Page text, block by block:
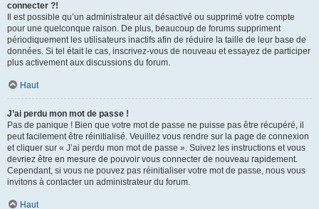
connecter ?!
Il est possible qu’un administrateur ait désactivé ou supprimé votre compte
pour une quelconque raison. De plus, beaucoup de forums suppriment
périodiquement les utilisateurs inactifs afin de réduire la taille de leur base de
données. Si tel était le cas, inscrivez-vous de nouveau et essayez de participer
plus activement aux discussions du forum.
Haut
J’ai perdu mon mot de passe !
Pas de panique ! Bien que votre mot de passe ne puisse pas être récupéré, il
peut facilement être réinitialisé. Veuillez vous rendre sur la page de connexion
et cliquer sur « J’ai perdu mon mot de passe ». Suivez les instructions et vous
devriez être en mesure de pouvoir vous connecter de nouveau rapidement.
Cependant, si vous ne pouvez pas réinitialiser votre mot de passe, nous vous
invitons à contacter un administrateur du forum.
Haut